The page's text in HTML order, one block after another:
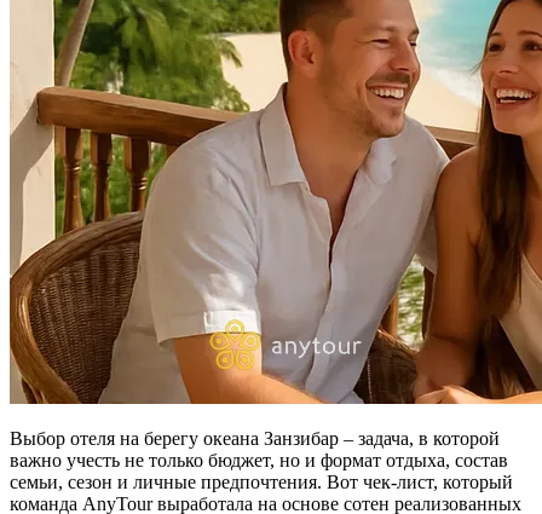
Выбор отеля на берегу океана Занзибар – задача, в которой
важно учесть не только бюджет, но и формат отдыха, состав
семьи, сезон и личные предпочтения. Вот чек-лист, который
команда AnyTour выработала на основе сотен реализованных